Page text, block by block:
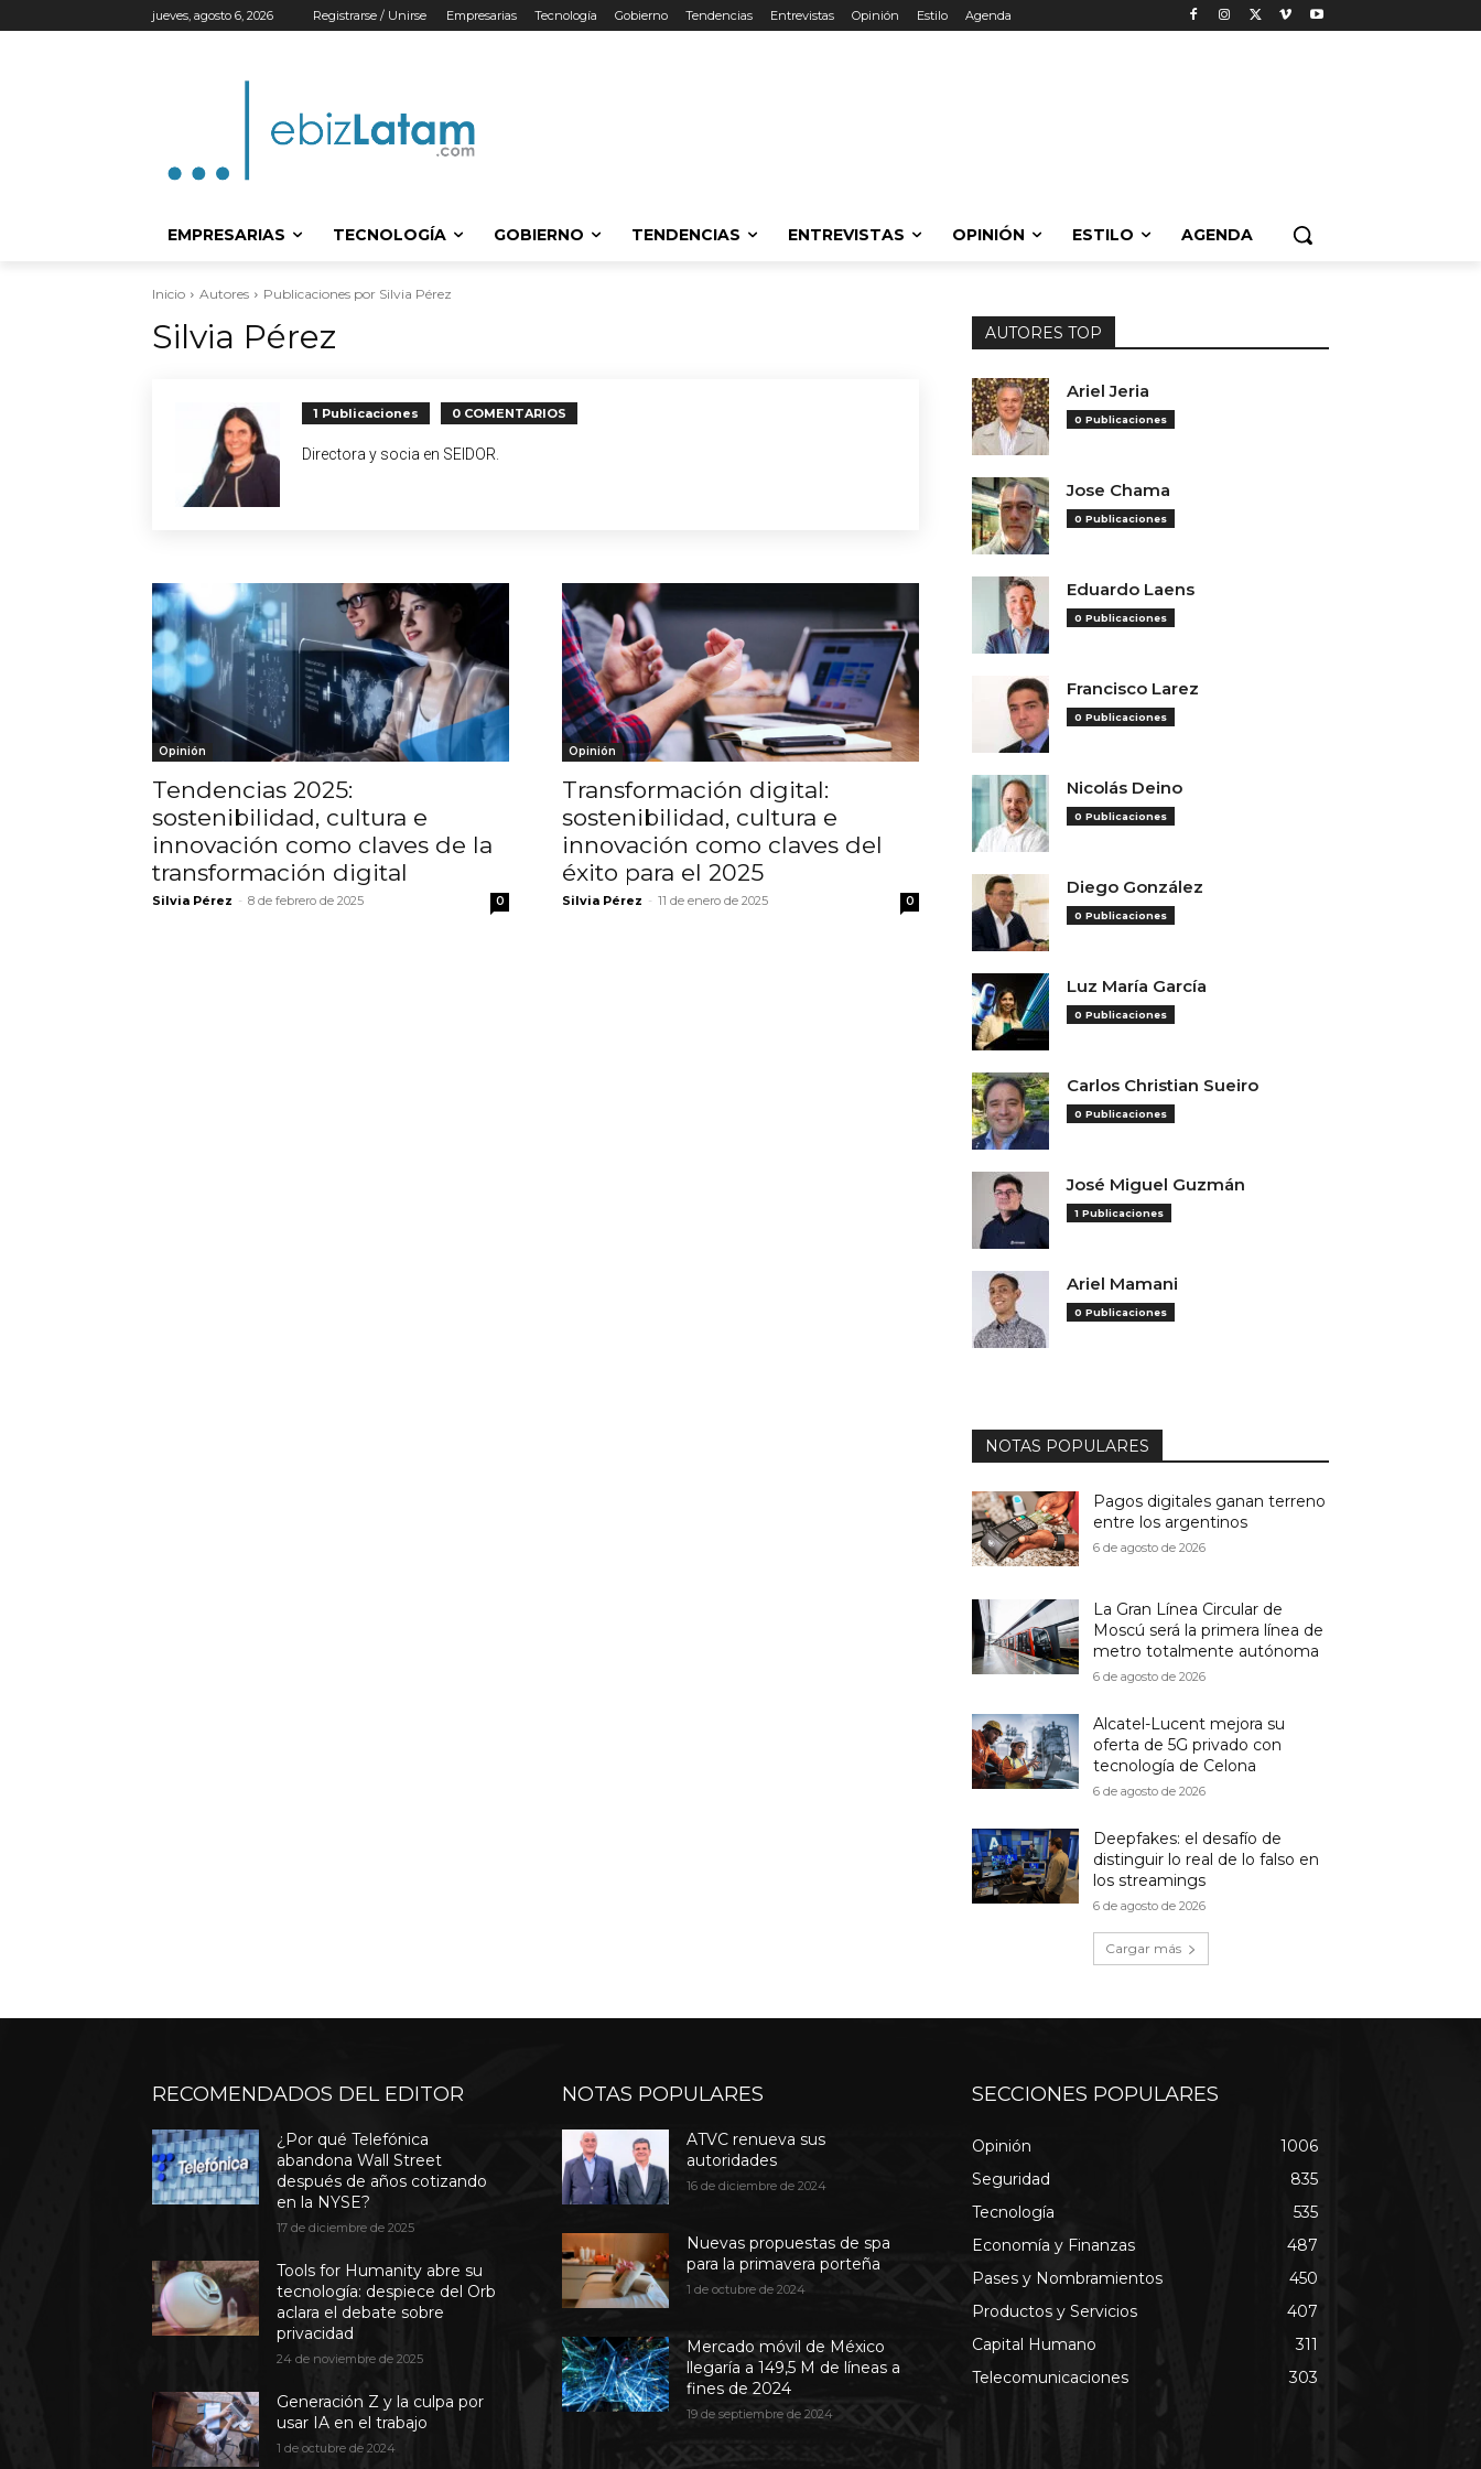
jueves, agosto 6, 2026 Registrarse / Unirse Empresarias Tecnología Gobierno Tendencias Entrevistas Opinión Estilo Agenda
EMPRESARIAS TECNOLOGÍA GOBIERNO TENDENCIAS ENTREVISTAS OPINIÓN ESTILO AGENDA
Inicio Autores Publicaciones por Silvia Pérez
Silvia Pérez
1 Publicaciones 0 COMENTARIOS
Directora y socia en SEIDOR.
Opinión
Tendencias 2025:
sostenibilidad, cultura e
innovación como claves de la
transformación digital
Silvia Pérez - 8 de febrero de 2025 0
Opinión
Transformación digital:
sostenibilidad, cultura e
innovación como claves del
éxito para el 2025
Silvia Pérez - 11 de enero de 2025 0
AUTORES TOP
Ariel Jeria
0 Publicaciones
Jose Chama
0 Publicaciones
Eduardo Laens
0 Publicaciones
Francisco Larez
0 Publicaciones
Nicolás Deino
0 Publicaciones
Diego González
0 Publicaciones
Luz María García
0 Publicaciones
Carlos Christian Sueiro
0 Publicaciones
José Miguel Guzmán
1 Publicaciones
Ariel Mamani
0 Publicaciones
NOTAS POPULARES
Pagos digitales ganan terreno
entre los argentinos
6 de agosto de 2026
La Gran Línea Circular de
Moscú será la primera línea de
metro totalmente autónoma
6 de agosto de 2026
Alcatel-Lucent mejora su
oferta de 5G privado con
tecnología de Celona
6 de agosto de 2026
Deepfakes: el desafío de
distinguir lo real de lo falso en
los streamings
6 de agosto de 2026
Cargar más
RECOMENDADOS DEL EDITOR
¿Por qué Telefónica
abandona Wall Street
después de años cotizando
en la NYSE?
17 de diciembre de 2025
Tools for Humanity abre su
tecnología: despiece del Orb
aclara el debate sobre
privacidad
24 de noviembre de 2025
Generación Z y la culpa por
usar IA en el trabajo
1 de octubre de 2024
NOTAS POPULARES
ATVC renueva sus
autoridades
16 de diciembre de 2024
Nuevas propuestas de spa
para la primavera porteña
1 de octubre de 2024
Mercado móvil de México
llegaría a 149,5 M de líneas a
fines de 2024
19 de septiembre de 2024
SECCIONES POPULARES
Opinión
1006
Seguridad
835
Tecnología
535
Economía y Finanzas
487
Pases y Nombramientos
450
Productos y Servicios
407
Capital Humano
311
Telecomunicaciones
303